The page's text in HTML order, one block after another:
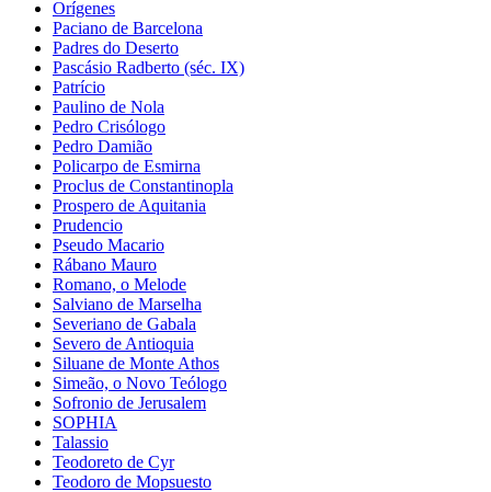
Orígenes
Paciano de Barcelona
Padres do Deserto
Pascásio Radberto (séc. IX)
Patrício
Paulino de Nola
Pedro Crisólogo
Pedro Damião
Policarpo de Esmirna
Proclus de Constantinopla
Prospero de Aquitania
Prudencio
Pseudo Macario
Rábano Mauro
Romano, o Melode
Salviano de Marselha
Severiano de Gabala
Severo de Antioquia
Siluane de Monte Athos
Simeão, o Novo Teólogo
Sofronio de Jerusalem
SOPHIA
Talassio
Teodoreto de Cyr
Teodoro de Mopsuesto